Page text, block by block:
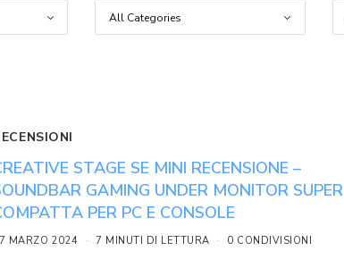
STAGE SE MINI RECENSIONE –
GAMING UNDER MONITOR SUPER
PER PC E CONSOLE
MARZO 2024 7 MINUTI DI LETTURA 0 CONDIVISIONI